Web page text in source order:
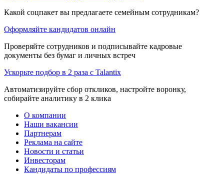
Какой соцпакет вы предлагаете семейным сотрудникам?
Оформляйте кандидатов онлайн
Проверяйте сотрудников и подписывайте кадровые
документы без бумаг и личных встреч
Ускорьте подбор в 2 раза с Talantix
Автоматизируйте сбор откликов, настройте воронку,
собирайте аналитику в 2 клика
О компании
Наши вакансии
Партнерам
Реклама на сайте
Новости и статьи
Инвесторам
Кандидаты по профессиям